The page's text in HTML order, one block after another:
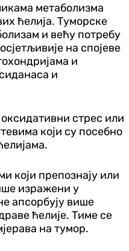
метаболизма
ћелија. Туморске
и већу потребу
на спојеве
и
и
стрес или
који су посебно
који препознају или
изражени у
апсорбују више
ћелије. Тиме се
на тумор.